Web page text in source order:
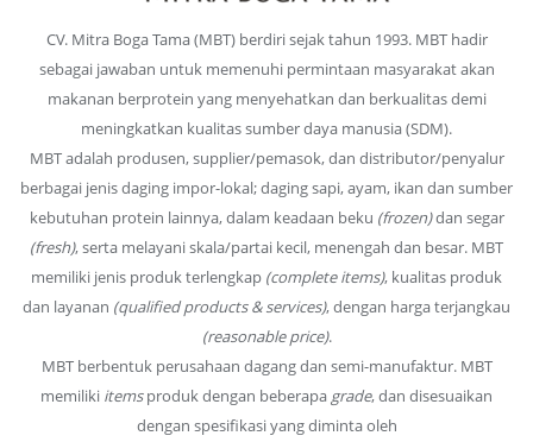
CV. Mitra Boga Tama (MBT) berdiri sejak tahun 1993. MBT hadir
sebagai jawaban untuk memenuhi permintaan masyarakat akan
makanan berprotein yang menyehatkan dan berkualitas demi
meningkatkan kualitas sumber daya manusia (SDM).
MBT adalah produsen, supplier/pemasok, dan distributor/penyalur
berbagai jenis daging impor-lokal; daging sapi, ayam, ikan dan sumber
kebutuhan protein lainnya, dalam keadaan beku (frozen)dan segar
(fresh), serta melayani skala/partai kecil, menengah dan besar. MBT
memiliki jenis produk terlengkap (complete items), kualitas produk
dan layanan (qualified products & services), dengan harga terjangkau
(reasonable price).
MBT berbentuk perusahaan dagang dan semi-manufaktur. MBT
memiliki itemsproduk dengan beberapa grade, dan disesuaikan
dengan spesifikasi yang diminta oleh